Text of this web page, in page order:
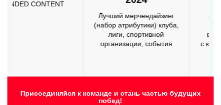
Лучший мерчендайзинг
(набор атрибутики) клуба,
лиги, спортивной
организации, события
Лучший
рекламный
в рамках
с клубом /
Присоединяйся к команде и стань частью будущих
побед!